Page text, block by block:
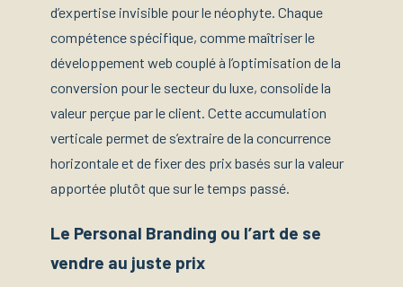
d’expertise invisible pour le néophyte. Chaque
compétence spécifique, comme maîtriser le
développement web couplé à l’optimisation de la
conversion pour le secteur du luxe, consolide la
valeur perçue par le client. Cette accumulation
verticale permet de s’extraire de la concurrence
horizontale et de fixer des prix basés sur la valeur
apportée plutôt que sur le temps passé.
Le Personal Branding ou l’art de se
vendre au juste prix